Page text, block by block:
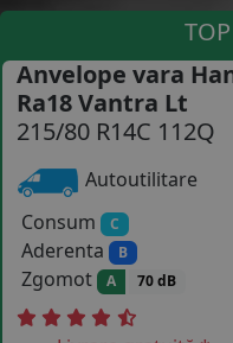
B2B -
CONTACT
COS (0
Anvelope vara
Ra18 Vantra Lt
215/80 R14C 112Q
Autoutilitare
Consum
C
Aderenta B
Zgomot A 70 dB